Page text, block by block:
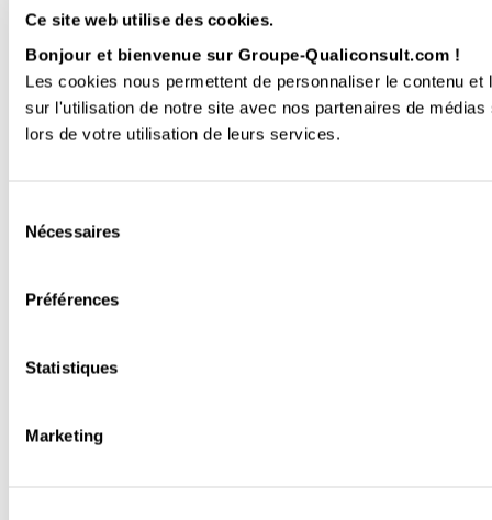
Ce site web utilise des cookies.
Bonjour et bienvenue sur Groupe-Qualiconsult.com !
Les cookies nous permettent de personnaliser le contenu
sur l'utilisation de notre site avec nos partenaires de
lors de votre utilisation de leurs services.
Nécessaires
Préférences
Statistiques
Marketing